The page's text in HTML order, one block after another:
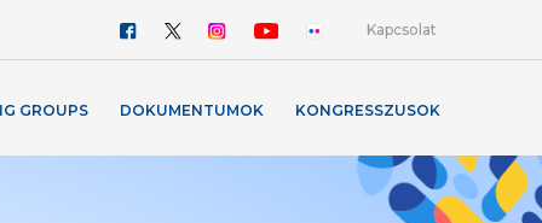
Kapcsolat
GROUPS DOKUMENTUMOK KONGRESSZUSOK